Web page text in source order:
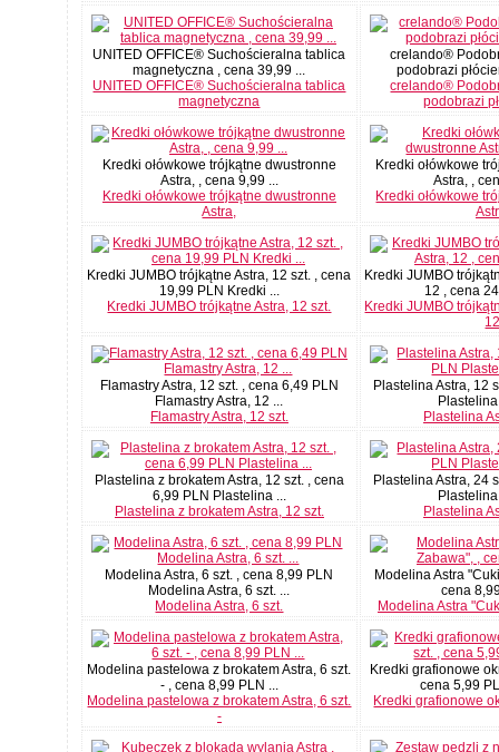
UNITED OFFICE® Suchościeralna tablica
magnetyczna , cena 39,99 ...
UNITED OFFICE® Suchościeralna tablica
magnetyczna
crelando®
podobrazi
crelando®
podobrazi
Kredki ołówkowe trójkątne dwustronne
Astra, , cena 9,99 ...
Kredki ołówkowe trójkątne dwustronne
Astra,
Kredki ołówkowe
Astra, ,
Kredki ołówkowe
Kredki JUMBO trójkątne Astra, 12 szt. , cena
19,99 PLN Kredki ...
Kredki JUMBO trójkątne Astra, 12 szt.
Kredki JUMBO
12 , cena
Kredki JUMBO
Flamastry Astra, 12 szt. , cena 6,49 PLN
Flamastry Astra, 12 ...
Flamastry Astra, 12 szt.
Plastelina Astra, 12
Plastelina
Plastelina z brokatem Astra, 12 szt. , cena
6,99 PLN Plastelina ...
Plastelina z brokatem Astra, 12 szt.
Plastelina Astra, 24
Plastelina
Modelina Astra, 6 szt. , cena 8,99 PLN
Modelina Astra, 6 szt. ...
Modelina Astra, 6 szt.
Modelina Astra
cena
Modelina Astra
Modelina pastelowa z brokatem Astra, 6 szt.
- , cena 8,99 PLN ...
Modelina pastelowa z brokatem Astra, 6 szt.
-
Kredki grafionowe
cena 5,99
Kredki grafionowe